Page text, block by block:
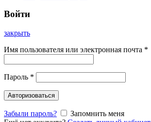
Войти
закрыть
Имя пользователя или электронная почта *
Пароль *
Авторизоваться
Забыли пароль?
Запомнить меня